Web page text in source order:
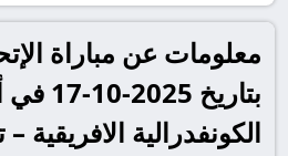
معلومات عن مباراة
بتاريخ
الكونفدرالية الافريقية